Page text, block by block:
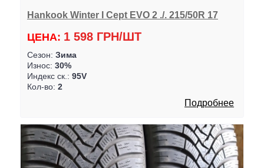
Hankook Winter I Cept EVO 2 ./. 215/50R 17
ЦЕНА: 1 598 ГРН/ШТ
Сезон: Зима
Износ: 30%
Индекс ск.: 95V
Кол-во: 2
Подробнее